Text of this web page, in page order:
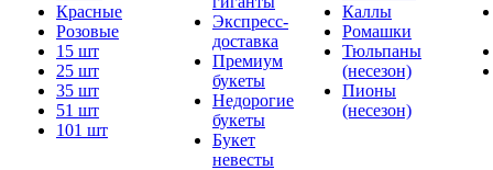
Красные
Розовые
15 шт
25 шт
35 шт
51 шт
101 шт
Экспресс-
доставка
Премиум
букеты
Недорогие
букеты
Букет
невесты
Каллы
Ромашки
Тюльпаны
(несезон)
Пионы
(несезон)